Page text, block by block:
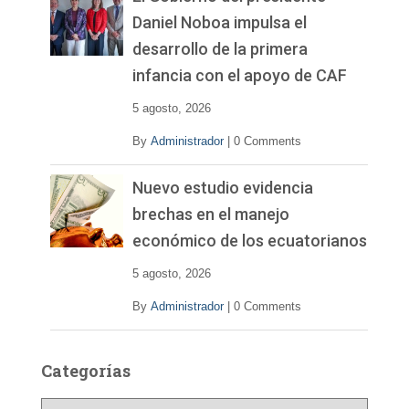
Daniel Noboa impulsa el
desarrollo de la primera
infancia con el apoyo de CAF
5 agosto, 2026
By Administrador 0 Comments
Nuevo estudio evidencia
brechas en el manejo
económico de los ecuatorianos
5 agosto, 2026
By Administrador 0 Comments
Categorías